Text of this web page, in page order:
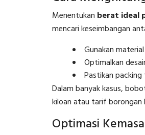
Menentukan berat ideal
mencari keseimbangan
Gunakan
Optimalkan
Pastikan
Dalam banyak kasus,
kiloan atau tarif borongan
Optimasi